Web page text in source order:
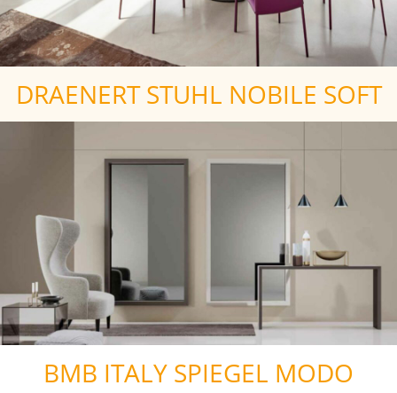
DRAENERT STUHL NOBILE SOFT
BMB ITALY SPIEGEL MODO